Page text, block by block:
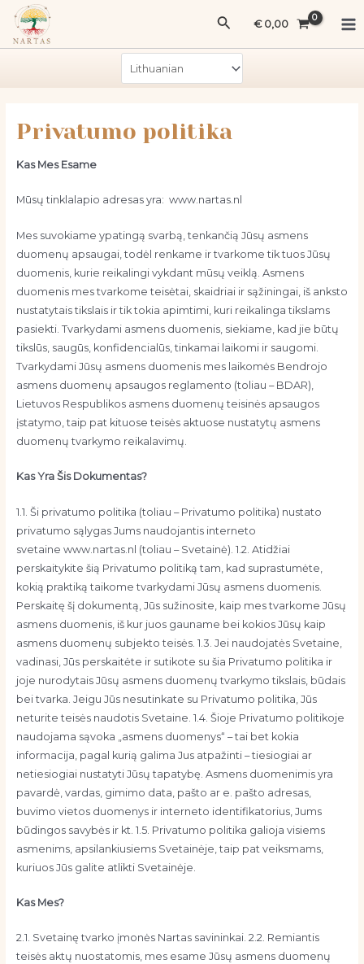
Pereiti
prie
turinio
Paieška
€0,00
Privatumo politika
Kas Mes Esame
Mūsų tinklalapio adresas yra: www.nartas.nl
Mes suvokiame ypatingą svarbą, tenkančią Jūsų asmens
duomenų apsaugai, todėl renkame ir tvarkome tik tuos Jūsų
duomenis, kurie reikalingi vykdant mūsų veiklą. Asmens
duomenis mes tvarkome teisėtai, skaidriai ir sąžiningai, iš anksto
nustatytais tikslais ir tik tokia apimtimi, kuri reikalinga tikslams
pasiekti. Tvarkydami asmens duomenis, siekiame, kad jie būtų
tikslūs, saugūs, konfidencialūs, tinkamai laikomi ir saugomi.
Tvarkydami Jūsų asmens duomenis mes laikomės Bendrojo
asmens duomenų apsaugos reglamento (toliau – BDAR),
Lietuvos Respublikos asmens duomenų teisinės apsaugos
įstatymo, taip pat kituose teisės aktuose nustatytų asmens
duomenų tvarkymo reikalavimų.
Kas Yra Šis Dokumentas?
1.1. Ši privatumo politika (toliau – Privatumo politika) nustato
privatumo sąlygas Jums naudojantis interneto
svetaine www.nartas.nl (toliau – Svetainė). 1.2. Atidžiai
perskaitykite šią Privatumo politiką tam, kad suprastumėte,
kokią praktiką taikome tvarkydami Jūsų asmens duomenis.
Perskaitę šį dokumentą, Jūs sužinosite, kaip mes tvarkome Jūsų
asmens duomenis, iš kur juos gauname bei kokios Jūsų kaip
asmens duomenų subjekto teisės. 1.3. Jei naudojatės Svetaine,
vadinasi, Jūs perskaitėte ir sutikote su šia Privatumo politika ir
joje nurodytais Jūsų asmens duomenų tvarkymo tikslais, būdais
bei tvarka. Jeigu Jūs nesutinkate su Privatumo politika, Jūs
neturite teisės naudotis Svetaine. 1.4. Šioje Privatumo politikoje
naudojama sąvoka „asmens duomenys“ – tai bet kokia
informacija, pagal kurią galima Jus atpažinti – tiesiogiai ar
netiesiogiai nustatyti Jūsų tapatybę. Asmens duomenimis yra
pavardė, vardas, gimimo data, pašto ar e. pašto adresas,
buvimo vietos duomenys ir interneto identifikatorius, Jums
būdingos savybės ir kt. 1.5. Privatumo politika galioja visiems
asmenims, apsilankiusiems Svetainėje, taip pat veiksmams,
kuriuos Jūs galite atlikti Svetainėje.
Kas Mes?
2.1. Svetainę tvarko įmonės Nartas savininkai. 2.2. Remiantis
teisės aktų nuostatomis, mes esame Jūsų asmens duomenų